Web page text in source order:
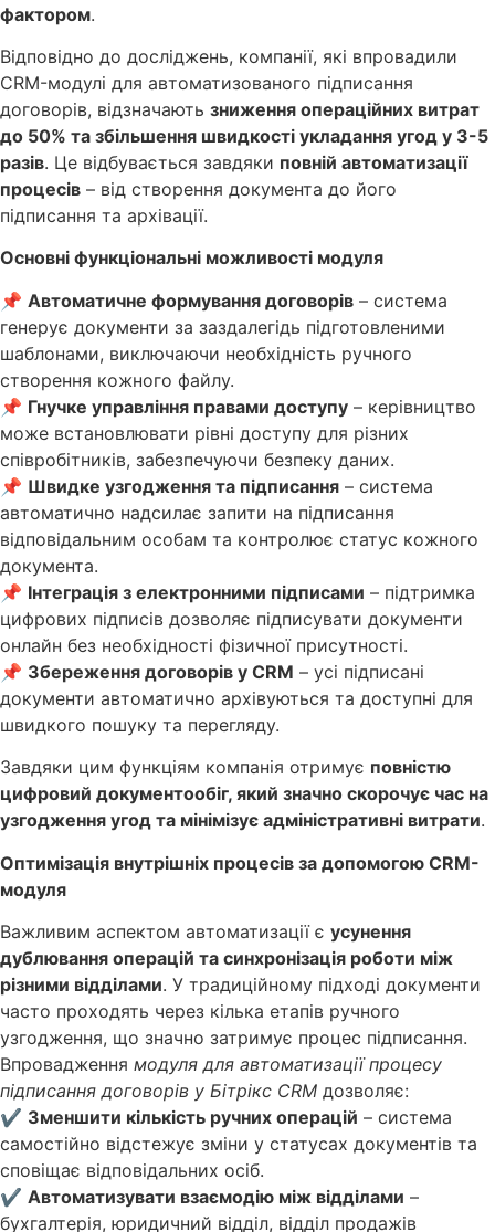
фактором.
Відповідно до досліджень, компанії, які впровадили
CRM-модулі для автоматизованого підписання
договорів, відзначають зниження операційних витрат
до 50% та збільшення швидкості укладання угод у 3-5
разів. Це відбувається завдяки повній автоматизації
процесів – від створення документа до його
підписання та архівації.
Основні функціональні можливості модуля
📌 Автоматичне формування договорів – система
генерує документи за заздалегідь підготовленими
шаблонами, виключаючи необхідність ручного
створення кожного файлу.
📌 Гнучке управління правами доступу – керівництво
може встановлювати рівні доступу для різних
співробітників, забезпечуючи безпеку даних.
📌 Швидке узгодження та підписання – система
автоматично надсилає запити на підписання
відповідальним особам та контролює статус кожного
документа.
📌 Інтеграція з електронними підписами – підтримка
цифрових підписів дозволяє підписувати документи
онлайн без необхідності фізичної присутності.
📌 Збереження договорів у CRM – усі підписані
документи автоматично архівуються та доступні для
швидкого пошуку та перегляду.
Завдяки цим функціям компанія отримує повністю
цифровий документообіг, який значно скорочує час на
узгодження угод та мінімізує адміністративні витрати.
Оптимізація внутрішніх процесів за допомогою CRM-
модуля
Важливим аспектом автоматизації є усунення
дублювання операцій та синхронізація роботи між
різними відділами. У традиційному підході документи
часто проходять через кілька етапів ручного
узгодження, що значно затримує процес підписання.
Впровадження модуля для автоматизації процесу
підписання договорів у Бітрікс CRM дозволяє:
✔ Зменшити кількість ручних операцій – система
самостійно відстежує зміни у статусах документів та
сповіщає відповідальних осіб.
✔ Автоматизувати взаємодію між відділами –
бухгалтерія, юридичний відділ, відділ продажів